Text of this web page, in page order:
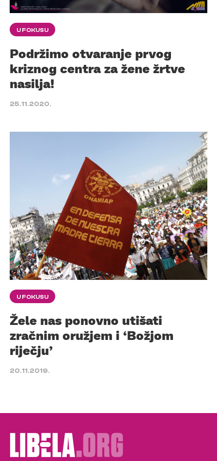
U FOKUSU
Podržimo otvaranje prvog
kriznog centra za žene žrtve
nasilja!
25.11.2020.
U FOKUSU
Žele nas ponovno utišati
zračnim oružjem i ‘Božjom
riječju’
20.11.2019.